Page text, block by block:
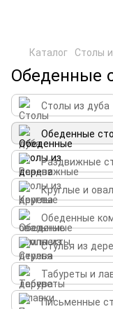
Каталог Столы
Обеденные
Столы из дуба
Обеденные
Раздвижные
Круглые и
Обеденные
Стулья из
Табуреты и
Письменные